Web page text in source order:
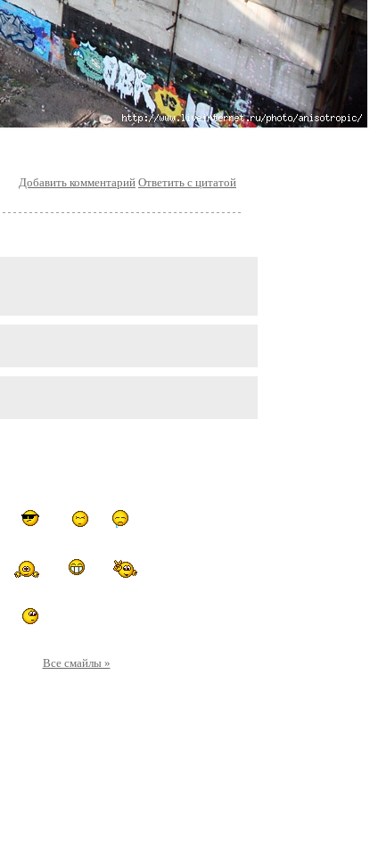
Добавить комментарий Ответить с цитатой
Все смайлы »